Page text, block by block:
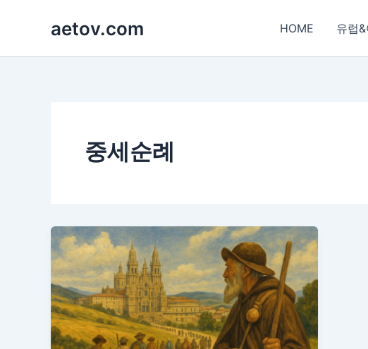
aetov.com HOME 유럽
중세순례